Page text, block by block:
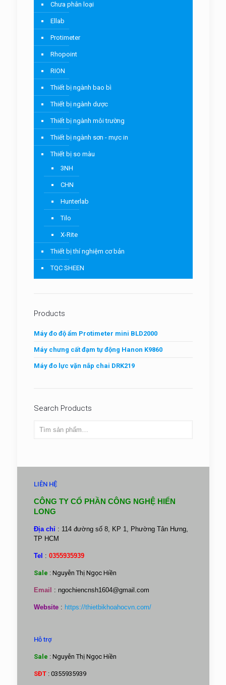
Chưa phân loại
Ellab
Protimeter
Rhopoint
RION
Thiết bị ngành bao bì
Thiết bị ngành dược
Thiết bị ngành môi trường
Thiết bị ngành sơn - mực in
Thiết bị so màu
3NH
CHN
Hunterlab
Tilo
X-Rite
Thiết bị thí nghiệm cơ bản
TQC SHEEN
Products
Máy đo độ ẩm Protimeter mini BLD2000
Máy chưng cất đạm tự động Hanon K9860
Máy đo lực vặn nắp chai DRK219
Search Products
LIÊN HỆ
CÔNG TY CỔ PHẦN CÔNG NGHỆ HIỂN
LONG
Địa chỉ : 114 đường số 8, KP 1, Phường Tân Hưng,
TP HCM
Tel : 0355935939
Sale : Nguyễn Thị Ngọc Hiền
Email : ngochiencnsh1604@gmail.com
Website : https://thietbikhoahocvn.com/
Hỗ trợ
Sale : Nguyễn Thị Ngọc Hiền
SĐT: 0355935939